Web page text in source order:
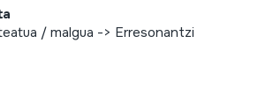
/ malgua -> Erresonantzi